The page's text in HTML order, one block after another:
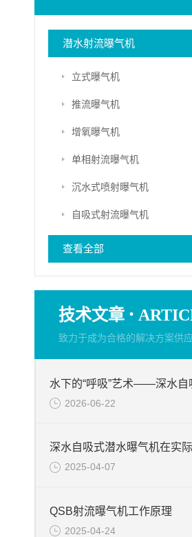
潜水射流曝气机
立式曝气机
推流曝气机
增氧曝气机
单相射流曝气机
沉水式喷射曝气机
自吸式射流曝气机
查看全部
技术文章 ·
致力于成为合格的解决方案供应
2026-06-22
2025-04-07
QSB射流曝气机工作原理
2025-04-24